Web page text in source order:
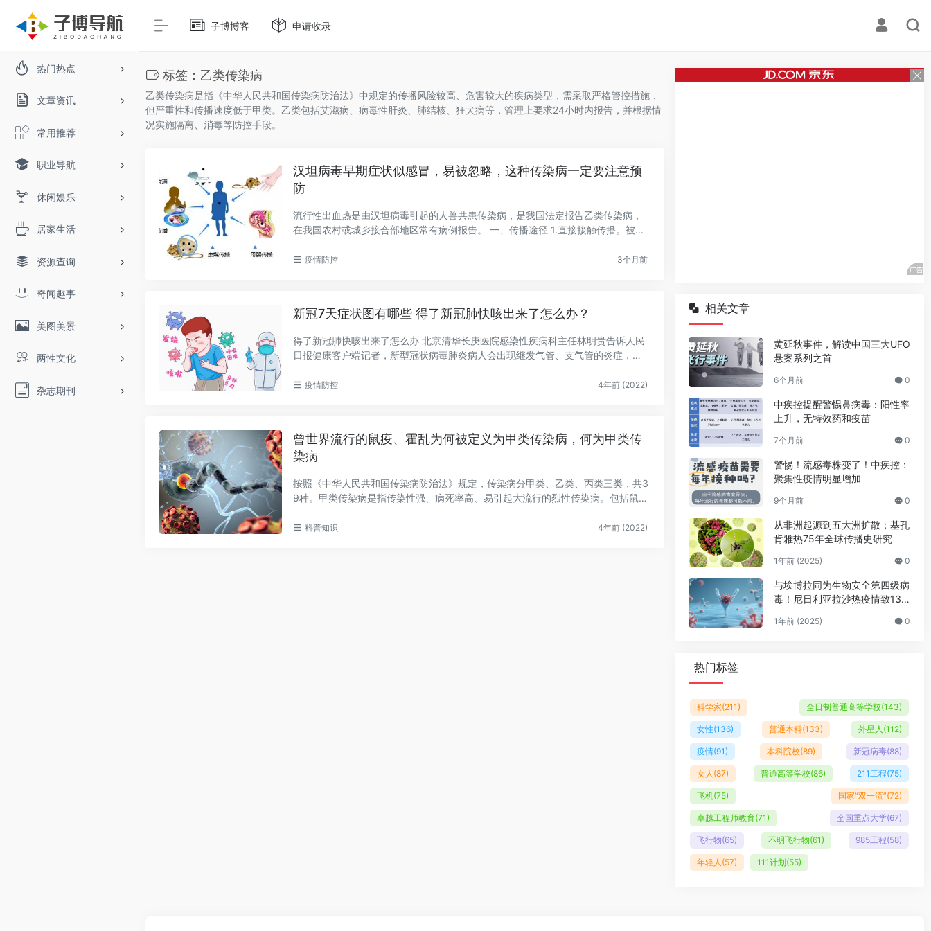
热门热点
文章资讯
常用推荐
职业导航
休闲娱乐
居家生活
资源查询
奇闻趣事
美图美景
两性文化
杂志期刊
子博博客 申请收录
标签：乙类传染病
乙类传染病是指《中华人民共和国传染病防治法》中规定的传播风险较高、危害较大的疾病类型，需采取严格管控措施，
但严重性和传播速度低于甲类。乙类包括艾滋病、病毒性肝炎、肺结核、狂犬病等，管理上要求24小时内报告，并根据情
况实施隔离、消毒等防控手段。
汉坦病毒早期症状似感冒，易被忽略，这种传染病一定要注意预
防
流行性出血热是由汉坦病毒引起的人兽共患传染病，是我国法定报告乙类传染病，
在我国农村或城乡接合部地区常有病例报告。 一、传播途径 1.直接接触传播。被...
疫情防控 3个月前
新冠7天症状图有哪些 得了新冠肺快咳出来了怎么办？
得了新冠肺快咳出来了怎么办 北京清华长庚医院感染性疾病科主任林明贵告诉人民
日报健康客户端记者，新型冠状病毒肺炎病人会出现继发气管、支气管的炎症，
疫情防控 4年前 (2022)
曾世界流行的鼠疫、霍乱为何被定义为甲类传染病，何为甲类传
染病
按照《中华人民共和国传染病防治法》规定，传染病分甲类、乙类、丙类三类，共3
9种。甲类传染病是指传染性强、病死率高、易引起大流行的烈性传染病。包括鼠
科普知识 4年前 (2022)
相关文章
黄延秋事件，解读中国三大UFO
悬案系列之首
6个月前 0
中疾控提醒警惕鼻病毒：阳性率
上升，无特效药和疫苗
7个月前 0
警惕！流感毒株变了！中疾控：
聚集性疫情明显增加
9个月前 0
从非洲起源到五大洲扩散：基孔
肯雅热75年全球传播史研究
1年前 (2025) 0
与埃博拉同为生物安全第四级病
毒！尼日利亚拉沙热疫情致138
1年前 (2025) 0
热门标签
科学家(211) 全日制普通高等学校(143)
女性(136) 普通本科(133) 外星人 (112)
疫情(91) 本科院校(89) 新冠病毒(88)
女人 (87) 普通高等学校(86) 211工程(75)
飞机(75) 国家“双一流”(72)
卓越工程师教育(71) 全国重点大学(67)
飞行物(65) 不明飞行物(61) 985工程(58)
年轻人 (57) 111计划(55)